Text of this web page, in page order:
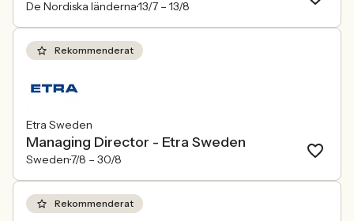
De Nordiska länderna13/7 – 13/8
Rekommenderat
Etra Sweden
Managing Director - Etra Sweden
Sweden7/8 – 30/8
Rekommenderat